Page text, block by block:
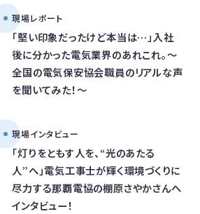
現場レポート
「堅い印象だったけど本当は…」入社
後に分かった電気業界のあれこれ。～
全国の電気保安協会職員のリアルな声
を聞いてみた！～
現場インタビュー
「灯りをともす人を、“光のあたる
人”へ」電気工事士が輝く環境づくりに
尽力する那覇電協の棚原さやかさんへ
インタビュー！